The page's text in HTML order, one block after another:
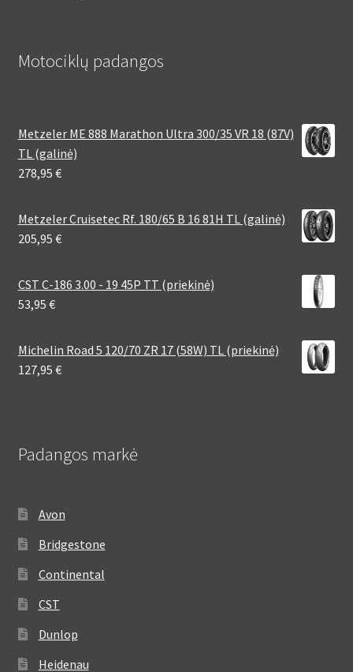
Motociklų padangos
Metzeler ME 888 Marathon Ultra 300/35 VR 18 (87V)
TL (galinė)
278,95 €
Metzeler Cruisetec Rf. 180/65 B 16 81H TL (galinė)
205,95 €
CST C-186 3.00 - 19 45P TT (priekinė)
53,95 €
Michelin Road 5 120/70 ZR 17 (58W) TL (priekinė)
127,95 €
Padangos markė
Avon
Bridgestone
Continental
CST
Dunlop
Heidenau